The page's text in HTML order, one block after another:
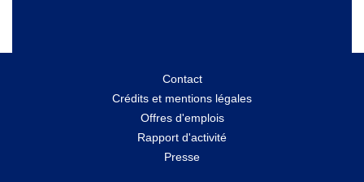
Contact
Crédits et mentions légales
Offres d'emplois
Rapport d'activité
Presse